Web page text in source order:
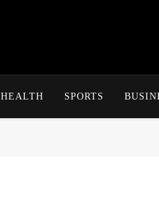
HEALTH SPORTS